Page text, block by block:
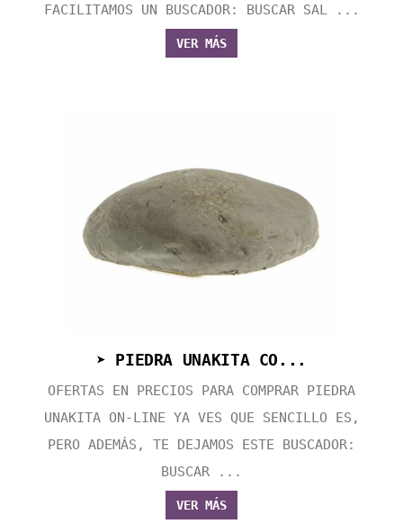
FACILITAMOS UN BUSCADOR: BUSCAR SAL ...
VER MÁS
➤ PIEDRA UNAKITA CO...
OFERTAS EN PRECIOS PARA COMPRAR PIEDRA
UNAKITA ON-LINE YA VES QUE SENCILLO ES,
PERO ADEMÁS, TE DEJAMOS ESTE BUSCADOR:
BUSCAR ...
VER MÁS